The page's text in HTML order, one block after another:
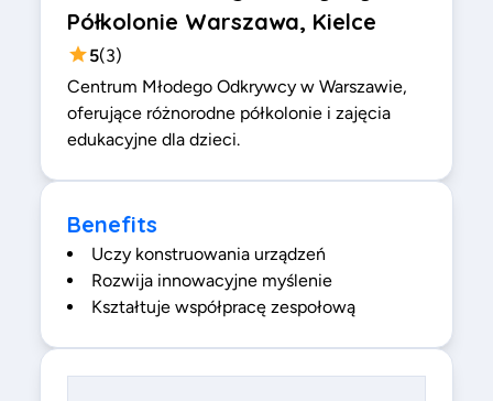
Półkolonie Warszawa, Kielce
5(3)
Centrum Młodego Odkrywcy w Warszawie,
oferujące różnorodne półkolonie i zajęcia
edukacyjne dla dzieci.
Benefits
Uczy konstruowania urządzeń
Rozwija innowacyjne myślenie
Kształtuje współpracę zespołową